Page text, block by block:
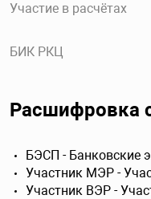
Участие в расчётах
БИК РКЦ
Расшифровка
БЭСП - Банковские
Участник МЭР -
Участник ВЭР -